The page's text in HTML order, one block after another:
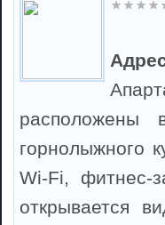
горнолыжного
Wi-Fi, фитнес-
открывается